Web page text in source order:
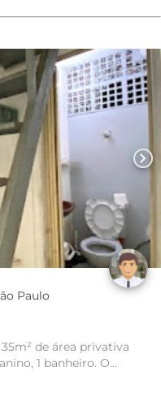
chevron_right
em Santo Amaro - São Paulo
1 banheiro. O